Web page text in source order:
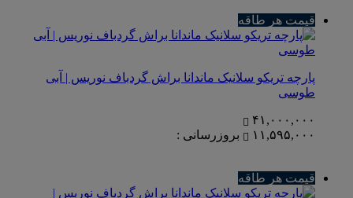
قیمت هر طاقه
پارچه تریکو سلانیک ماندانا براش گردباف نوریس | آبی
طوسی
۴۱,۰۰۰,۰۰۰
۱۱,۵۹۵,۰۰۰
بروزرسانی :
قیمت هر طاقه